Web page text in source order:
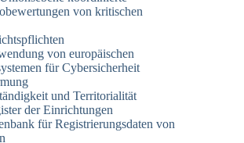
von kritischen
von europäischen
für Cybersicherheit
und Territorialität
der Einrichtungen
für Registrierungsdaten von